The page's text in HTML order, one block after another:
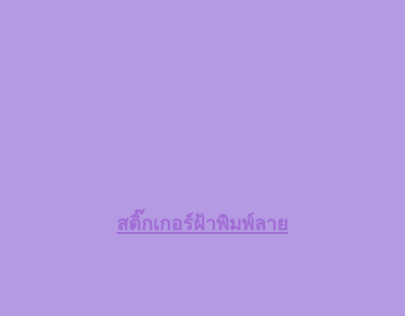
สติ๊กเกอร์ฝ้าพิมพ์ลาย